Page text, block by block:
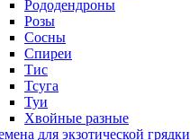
Рододендроны
Розы
Сосны
Спиреи
Тис
Тсуга
Туи
Хвойные разные
для экзотической грядки